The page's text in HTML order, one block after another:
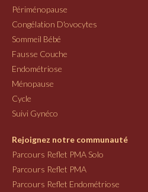
Périménopause
Congélation D'ovocytes
Sommeil Bébé
Fausse Couche
Endométriose
Ménopause
Cycle
Suivi Gynéco
Rejoignez notre communauté
Parcours Reflet PMA Solo
Parcours Reflet PMA
Parcours Reflet Endométriose